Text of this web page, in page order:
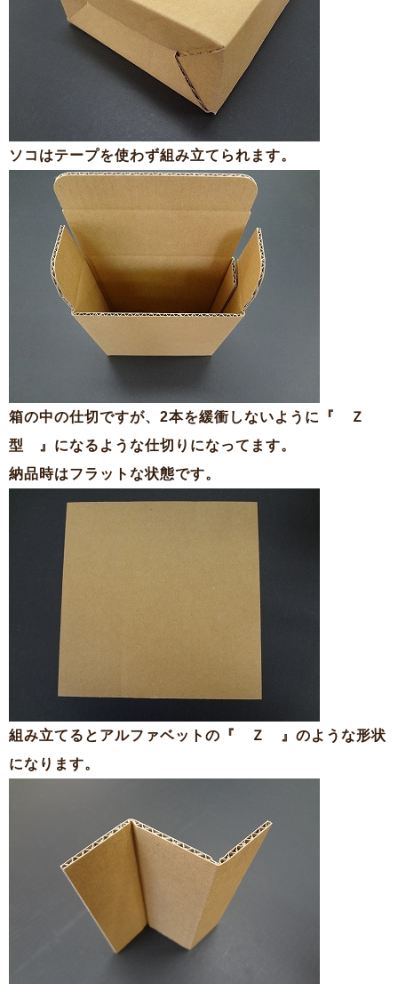
ソコはテープを使わず組み立てられます。
箱の中の仕切ですが、2本を緩衝しないように『 Ｚ
型 』になるような仕切りになってます。
納品時はフラットな状態です。
組み立てるとアルファベットの『 Ｚ 』のような形状
になります。